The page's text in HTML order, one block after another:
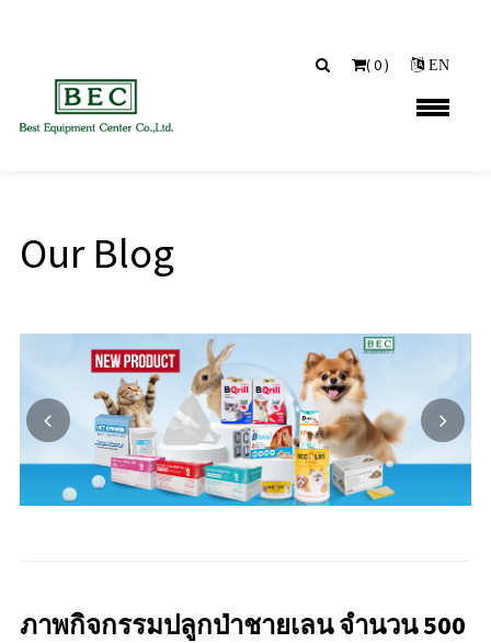
(0) EN
Our Blog
ภาพกิจกรรมปลูกป่าชายเลน จำนวน 500